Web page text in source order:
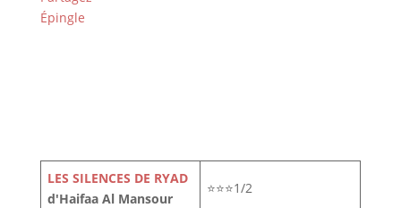
Épingle
LES SILENCES DE RYAD
d'Haifaa Al Mansour
⭐⭐⭐1/2